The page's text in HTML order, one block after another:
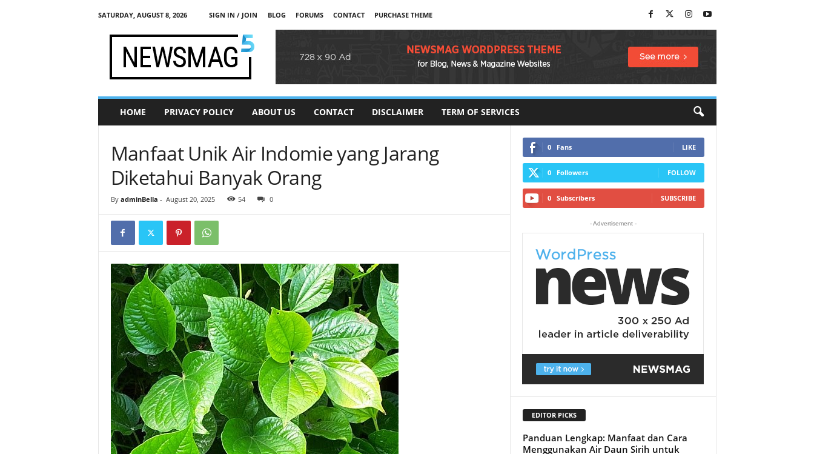
SATURDAY, AUGUST 8, 2026 SIGN IN / JOIN BLOG FORUMS CONTACT
PURCHASE THEME
HOME PRIVACY POLICY ABOUT US CONTACT DISCLAIMER TERM OF SERVICES
Manfaat Unik Air Indomie yang Jarang
Diketahui Banyak Orang
By adminBella - August 20, 2025 54 0
0 Fans LIKE
0 Followers FOLLOW
0 Subscribers SUBSCRIBE
- Advertisement -
EDITOR PICKS
Panduan Lengkap: Manfaat dan Cara
Menggunakan Air Daun Sirih untuk